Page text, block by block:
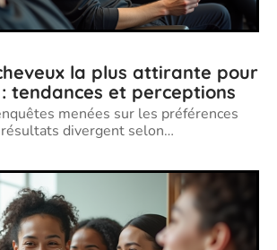
la plus attirante pour
tendances et perceptions
menées sur les préférences
divergent selon…